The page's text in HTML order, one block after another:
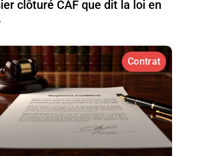
clôturé CAF que dit la loi en
Contrat